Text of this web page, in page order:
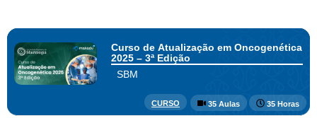
Curso de Atualização em Oncogenética
2025 – 3ª Edição
SBM
CURSO 35 Aulas 35 Horas